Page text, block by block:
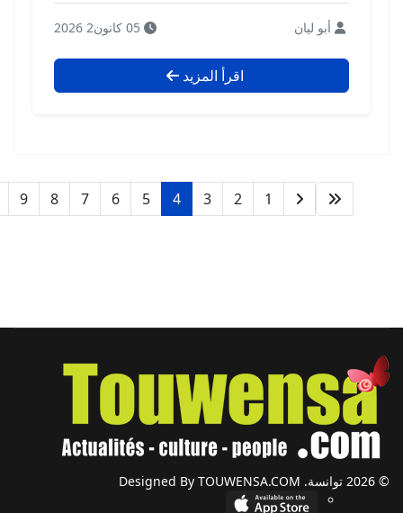
أبو ليان
اقرأ المزيد
1
2
3
4
5
6
7
8
9
© 2026 توانسة. Designed By TOUWENSA.COM